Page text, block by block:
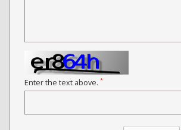
Enter the text above. *